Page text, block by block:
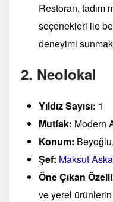
Restoran, tadım
seçenekleri ile
deneyimi
2. Neolokal
Yıldız Sayısı: 1
Mutfak: Modern
Konum:
Şef: Maksut
Öne Çıkan
ve yerel